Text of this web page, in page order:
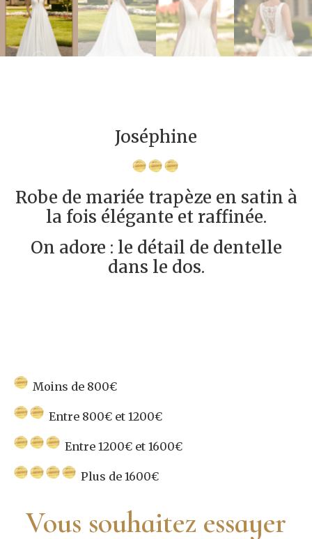
Joséphine
Robe de mariée trapèze en satin à
la fois élégante et raffinée.
On adore : le détail de dentelle
dans le dos.
Moins de 800€
Entre 800€ et 1200€
Entre 1200€ et 1600€
Plus de 1600€
Vous souhaitez essayer